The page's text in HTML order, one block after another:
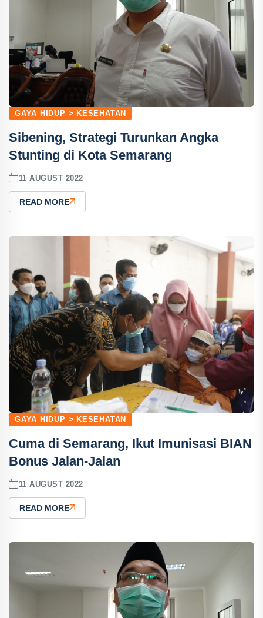
GAYA HIDUP > KESEHATAN
Sibening, Strategi Turunkan Angka
Stunting di Kota Semarang
11 AUGUST 2022
READ MORE
GAYA HIDUP > KESEHATAN
Cuma di Semarang, Ikut Imunisasi BIAN
Bonus Jalan-Jalan
11 AUGUST 2022
READ MORE